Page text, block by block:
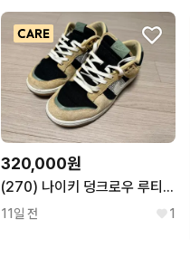
320,000원
(270) 나이키 덩크로우 루티드인피스
11일 전 1